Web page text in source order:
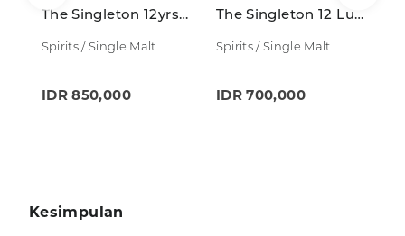
The Singleton 12yrs Glen Ord 700ml
Spirits / Single Malt
IDR 850,000
The Singleton 12 Luscious Nectar 700ml
Spirits / Single Malt
IDR 700,000
Kesimpulan